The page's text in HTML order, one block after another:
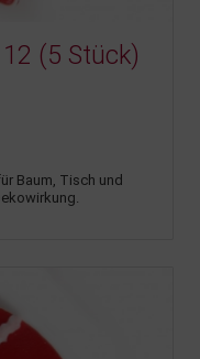
(5 Stück)
Baum, Tisch und